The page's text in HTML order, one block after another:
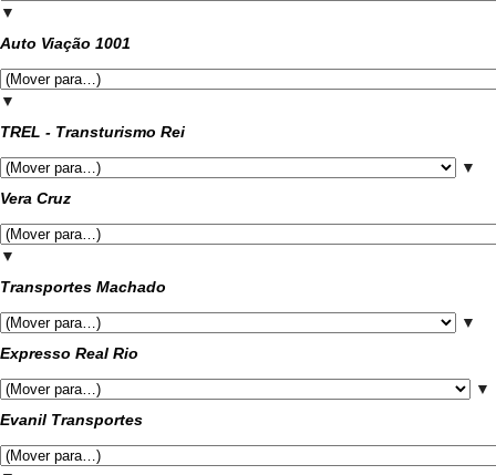
▼
Auto Viação 1001
▼
TREL - Transturismo Rei
▼
Vera Cruz
▼
Transportes Machado
▼
Expresso Real Rio
▼
Evanil Transportes